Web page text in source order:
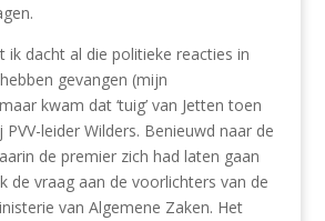
ik dacht al die politieke reacties in
gevangen (mijn
kwam dat ‘tuig’ van Jetten toen
leider Wilders. Benieuwd naar de
de premier zich had laten gaan
de vraag aan de voorlichters van de
van Algemene Zaken. Het